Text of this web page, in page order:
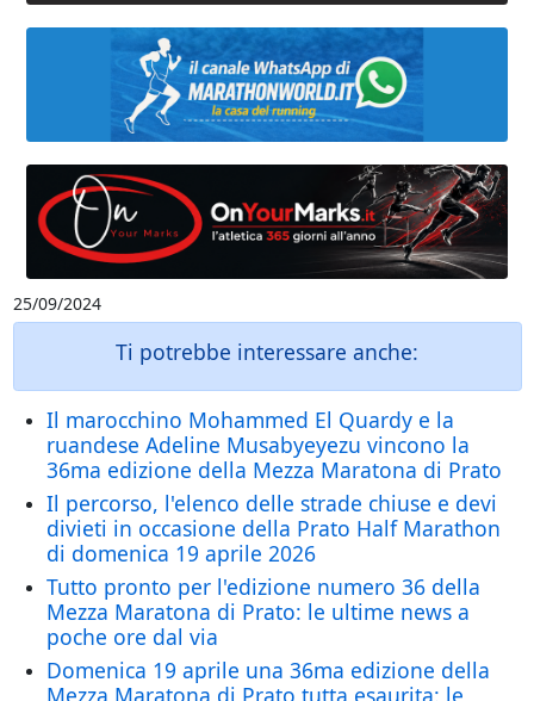
25/09/2024
Ti potrebbe interessare anche:
Il marocchino Mohammed El Quardy e la
ruandese Adeline Musabyeyezu vincono la
36ma edizione della Mezza Maratona di Prato
Il percorso, l'elenco delle strade chiuse e devi
divieti in occasione della Prato Half Marathon
di domenica 19 aprile 2026
Tutto pronto per l'edizione numero 36 della
Mezza Maratona di Prato: le ultime news a
poche ore dal via
Domenica 19 aprile una 36ma edizione della